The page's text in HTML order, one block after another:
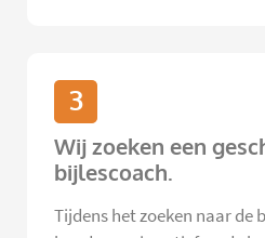
3
Wij zoeken een
bijlescoach.
Tijdens het zoeken naar de